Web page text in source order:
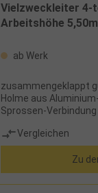
Vielzweckleiter 4-
Arbeitshöhe 5,50m
ab Werk
zusammengeklappt
Holme aus
Sprossen-
Vergleichen
Zu